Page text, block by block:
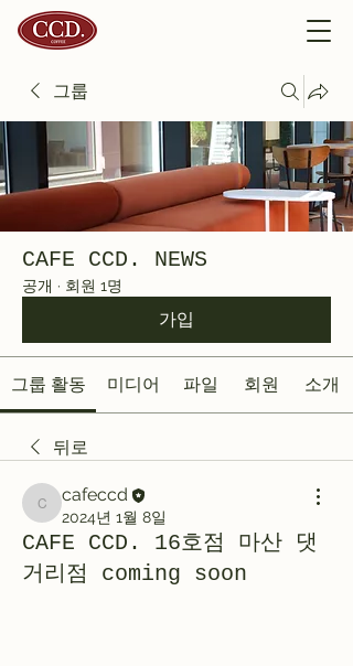
그룹
CAFE CCD. NEWS
공개 · 회원 1명
가입
그룹 활동 미디어 파일 회원 소개
뒤로
cafeccd
cafeccd
2024년 1월 8일
CAFE CCD. 16호점 마산 댓
거리점 coming soon